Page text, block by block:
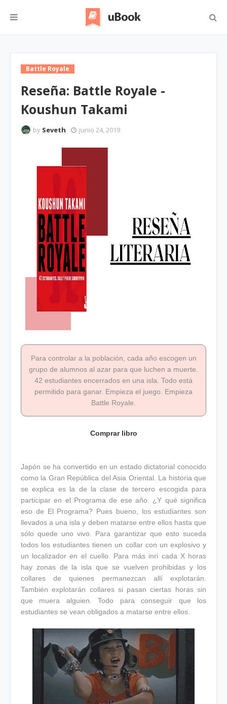
Battle Royale
Reseña: Battle Royale -
Koushun Takami
by Seveth junio 24, 2019
Para controlar a la población, cada año escogen un
grupo de alumnos al azar para que luchen a muerte.
42 estudiantes encerrados en una isla. Todo está
permitido para ganar. Empieza el juego. Empieza
Battle Royale.
Comprar libro
Japón se ha convertido en un estado dictatorial conocido
como la Gran República del Asia Oriental. La historia que
se explica es la de la clase de tercero escogida para
participar en el Programa de ese año. ¿Y qué significa
eso de El Programa? Pues bueno, los estudiantes son
llevados a una isla y deben matarse entre ellos hasta que
sólo quede uno vivo. Para garantizar que esto suceda
todos los estudiantes tienen un collar con un explosivo y
un localizador en el cuello. Para más inri cada X horas
hay zonas de la isla que se vuelven prohibidas y los
collares de quienes permanezcan allí explotarán.
También explotarán collares si pasan ciertas horas sin
que muera alguien. Todo para conseguir que los
estudiantes se vean obligados a matarse entre ellos.